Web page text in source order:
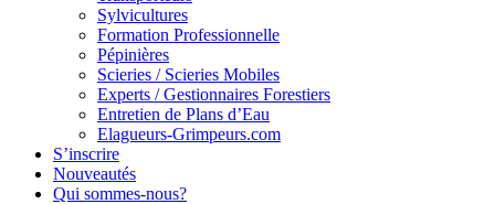
Sylvicultures
Formation Professionnelle
Pépinières
Scieries / Scieries Mobiles
Experts / Gestionnaires Forestiers
Entretien de Plans d’Eau
Elagueurs-Grimpeurs.com
S’inscrire
Nouveautés
Qui sommes-nous?